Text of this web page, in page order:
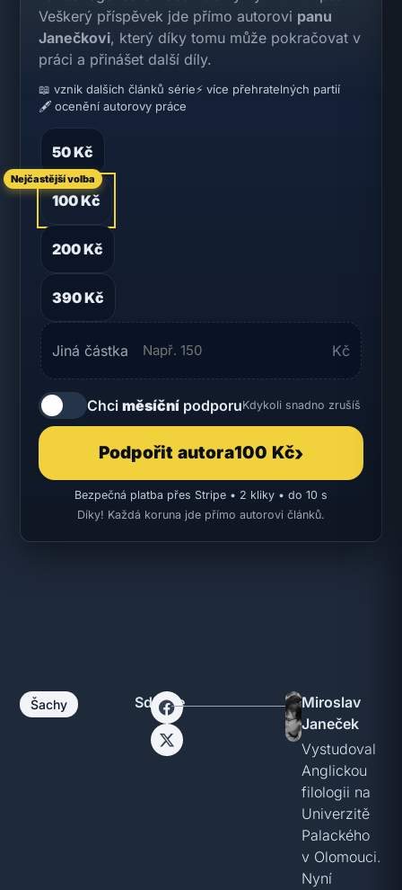
Veškerý příspěvek jde přímo autorovi panu
Janečkovi, který díky tomu může pokračovat v
práci a přinášet další díly.
📖 vznik dalších článků série⚡ více přehratelných partií
🖋️ ocenění autorovy práce
50 Kč
100 Kč
Nejčastější volba
200 Kč
390 Kč
Jiná částka Kč
Chciměsíční podporuKdykoli snadno zrušíš
Podpořit autora100 Kč›
Bezpečná platba přes Stripe • 2 kliky • do 10 s
Díky! Každá koruna jde přímo autorovi článků.
Šachy Sdílejte
Miroslav
Janeček
Vystudoval
Anglickou
filologii na
Univerzitě
Palackého
v Olomouci.
Nyní